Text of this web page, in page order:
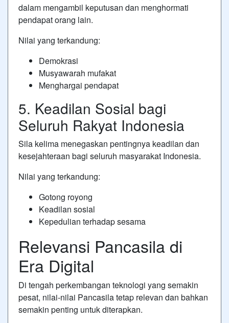
dalam mengambil keputusan dan menghormati
pendapat orang lain.
Nilai yang terkandung:
Demokrasi
Musyawarah mufakat
Menghargai pendapat
5. Keadilan Sosial bagi
Seluruh Rakyat Indonesia
Sila kelima menegaskan pentingnya keadilan dan
kesejahteraan bagi seluruh masyarakat Indonesia.
Nilai yang terkandung:
Gotong royong
Keadilan sosial
Kepedulian terhadap sesama
Relevansi Pancasila di
Era Digital
Di tengah perkembangan teknologi yang semakin
pesat, nilai-nilai Pancasila tetap relevan dan bahkan
semakin penting untuk diterapkan.